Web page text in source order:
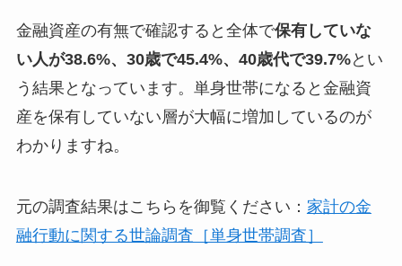
金融資産の有無で確認すると全体で保有していな
い人が38.6%、30歳で45.4%、40歳代で39.7%とい
う結果となっています。単身世帯になると金融資
産を保有していない層が大幅に増加しているのが
わかりますね。
元の調査結果はこちらを御覧ください： 家計の金
融行動に関する世論調査［単身世帯調査］